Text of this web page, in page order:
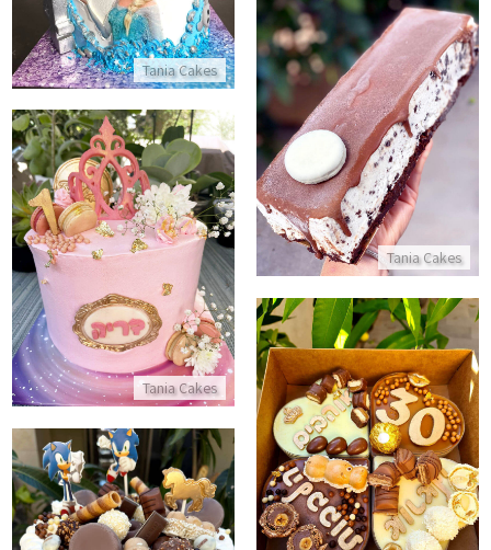
Tania Cakes
Tania Cakes
עוגת פס אוריאו
התקשר/י
Tania Cakes
עוגת יום הולדת שנה
מארז לבבות מתוק ליום הולדת
התקשר/י